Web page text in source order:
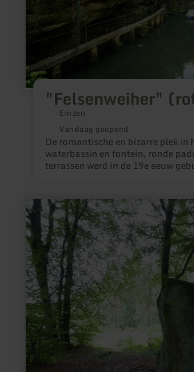
"Felsenweiher"
Ernzen
Vandaag geopend
De romantische en bizarre plek
waterbassin en fontein, ronde
terrassen werd in de 19e eeuw
meer
informatie
over:
Druidenstein